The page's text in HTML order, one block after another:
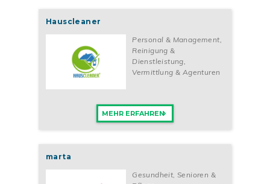
Hauscleaner
Personal & Management
Reinigung &
Dienstleistung
Vermittlung & Agenturen
MEHR ERFAHREN
marta
Gesundheit, Senioren &